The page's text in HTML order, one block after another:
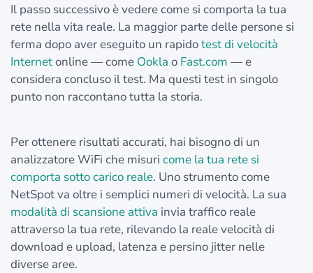
Il passo successivo è vedere come si comporta la tua
rete nella vita reale. La maggior parte delle persone si
ferma dopo aver eseguito un rapidotest di velocità
Internetonline — come Ookla o Fast.com — e
considera concluso il test. Ma questi test in singolo
punto non raccontano tutta la storia.
Per ottenere risultati accurati, hai bisogno di un
analizzatore WiFi che misuri come la tua rete si
comporta sotto carico reale. Uno strumento come
NetSpot va oltre i semplici numeri di velocità. La sua
modalità di scansione attiva invia traffico reale
attraverso la tua rete, rilevando la reale velocità di
download e upload, latenza e persino jitter nelle
diverse aree.